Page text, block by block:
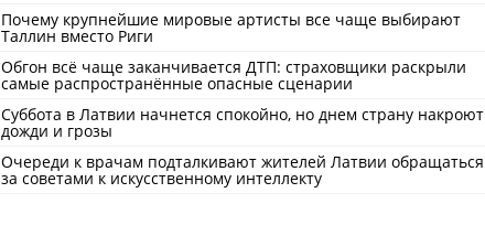
Почему крупнейшие мировые артисты все чаще выбирают
Таллин вместо Риги
Обгон всё чаще заканчивается ДТП: страховщики раскрыли
самые распространённые опасные сценарии
Суббота в Латвии начнется спокойно, но днем страну накроют
дожди и грозы
Очереди к врачам подталкивают жителей Латвии обращаться
за советами к искусственному интеллекту